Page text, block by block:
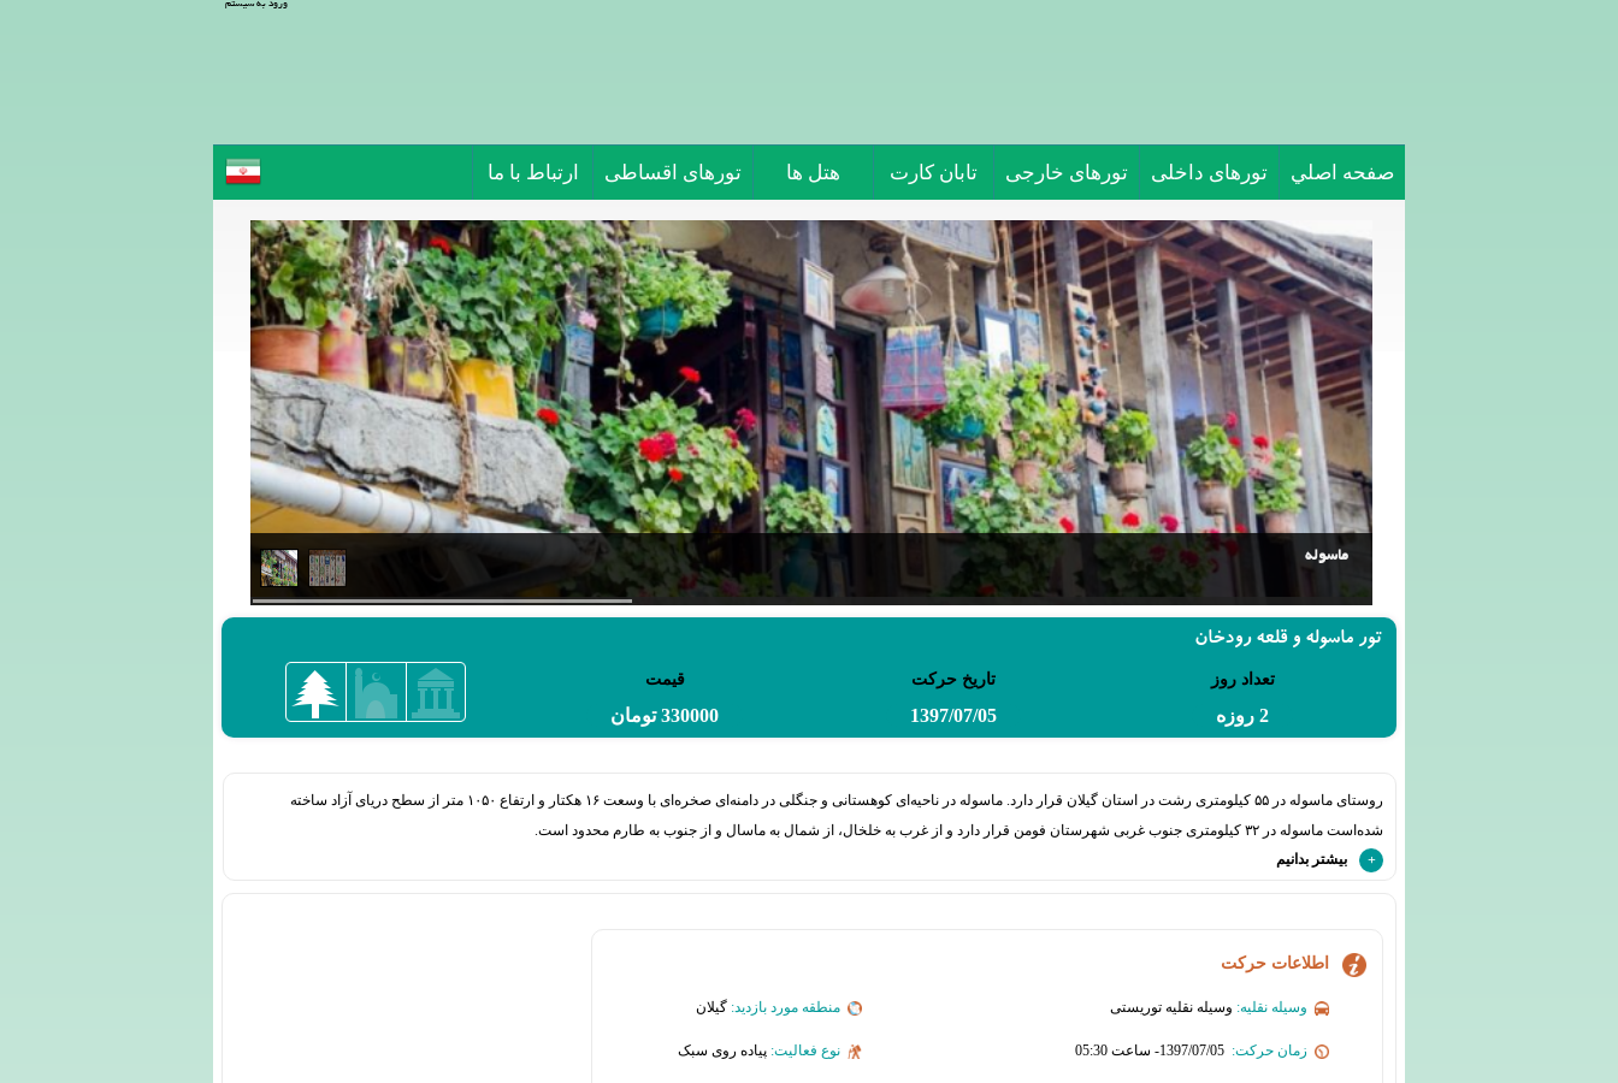
ورود به سیستم
صفحه اصلي تورهای داخلی تورهای خارجی تابان کارت هتل ها تورهای اقساطی ارتباط با ما
ماسوله
تور ماسوله و قلعه رودخان
تعداد روز تاریخ حرکت قیمت
2 روزه 1397/07/05 330000 تومان
روستای ماسوله در ۵۵ کیلومتری رشت در استان گیلان قرار دارد. ماسوله در ناحیه‌ای کوهستانی و جنگلی در دامنه‌ای صخره‌ای با وسعت ۱۶ هکتار و ارتفاع ۱۰۵۰ متر از سطح دریای آزاد ساخته
شده‌است ماسوله در ۳۲ کیلومتری جنوب غربی شهرستان فومن قرار دارد و از غرب به خلخال، از شمال به ماسال و از جنوب به طارم محدود است.
بیشتر بدانیم
اطلاعات حرکت
وسیله نقلیه: وسیله نقلیه توریستی
زمان حرکت:
منطقه مورد بازدید: گیلان
نوع فعالیت: پیاده روی سبک